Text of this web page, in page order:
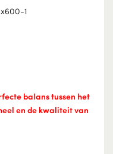
balans tussen het
en de kwaliteit van